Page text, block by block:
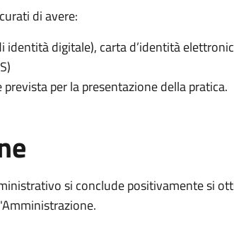
di avere:
identità digitale), carta d’identità
per la presentazione della pratica.
si conclude positivamente si